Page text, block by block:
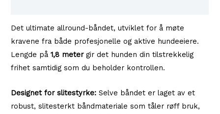
Allsidig
Hundebånd
antall
Det ultimate allround-båndet, utviklet for å møte
kravene fra både profesjonelle og aktive hundeeiere.
Lengde på1,8 metergir det hunden din tilstrekkelig
frihet samtidig som du beholder kontrollen.
Designet for slitestyrke: Selve båndet er laget av et
robust, slitesterkt båndmateriale som tåler røff bruk,